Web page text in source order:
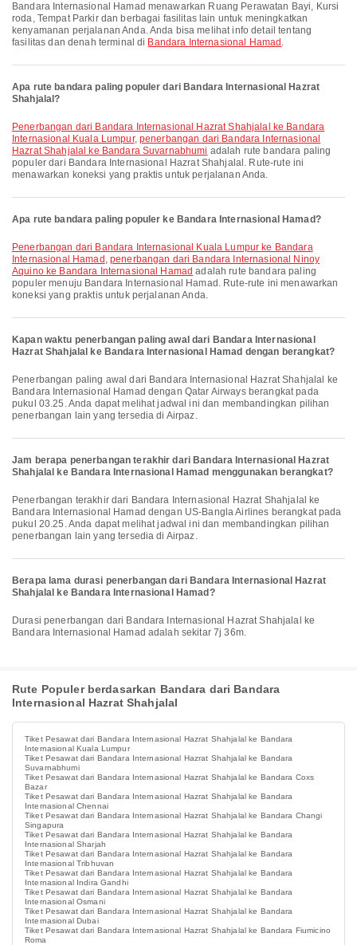
Bandara Internasional Hamad menawarkan Ruang Perawatan Bayi, Kursi
roda, Tempat Parkir dan berbagai fasilitas lain untuk meningkatkan
kenyamanan perjalanan Anda. Anda bisa melihat info detail tentang
fasilitas dan denah terminal di Bandara Internasional Hamad .
Apa rute bandara paling populer dari Bandara Internasional Hazrat
Shahjalal?
penerbangan dari Bandara Internasional Hazrat Shahjalal ke Bandara
Internasional Kuala Lumpur, penerbangan dari Bandara Internasional
Hazrat Shahjalal ke Bandara Suvarnabhumi adalah rute bandara paling
populer dari Bandara Internasional Hazrat Shahjalal. Rute-rute ini
menawarkan koneksi yang praktis untuk perjalanan Anda.
Apa rute bandara paling populer ke Bandara Internasional Hamad?
penerbangan dari Bandara Internasional Kuala Lumpur ke Bandara
Internasional Hamad , penerbangan dari Bandara Internasional Ninoy
Aquino ke Bandara Internasional Hamad adalah rute bandara paling
populer menuju Bandara Internasional Hamad. Rute-rute ini menawarkan
koneksi yang praktis untuk perjalanan Anda.
Kapan waktu penerbangan paling awal dari Bandara Internasional
Hazrat Shahjalal ke Bandara Internasional Hamad dengan berangkat?
Penerbangan paling awal dari Bandara Internasional Hazrat Shahjalal ke
Bandara Internasional Hamad dengan Qatar Airways berangkat pada
pukul 03.25. Anda dapat melihat jadwal ini dan membandingkan pilihan
penerbangan lain yang tersedia di Airpaz.
Jam berapa penerbangan terakhir dari Bandara Internasional Hazrat
Shahjalal ke Bandara Internasional Hamad menggunakan berangkat?
Penerbangan terakhir dari Bandara Internasional Hazrat Shahjalal ke
Bandara Internasional Hamad dengan US-Bangla Airlines berangkat pada
pukul 20.25. Anda dapat melihat jadwal ini dan membandingkan pilihan
penerbangan lain yang tersedia di Airpaz.
Berapa lama durasi penerbangan dari Bandara Internasional Hazrat
Shahjalal ke Bandara Internasional Hamad?
Durasi penerbangan dari Bandara Internasional Hazrat Shahjalal ke
Bandara Internasional Hamad adalah sekitar 7j 36m.
Rute Populer berdasarkan Bandara dari Bandara
Internasional Hazrat Shahjalal
Tiket Pesawat dari Bandara Internasional Hazrat Shahjalal ke Bandara
Internasional Kuala Lumpur
Tiket Pesawat dari Bandara Internasional Hazrat Shahjalal ke Bandara
Suvarnabhumi
Tiket Pesawat dari Bandara Internasional Hazrat Shahjalal ke Bandara Coxs
Bazar
Tiket Pesawat dari Bandara Internasional Hazrat Shahjalal ke Bandara
Internasional Chennai
Tiket Pesawat dari Bandara Internasional Hazrat Shahjalal ke Bandara Changi
Singapura
Tiket Pesawat dari Bandara Internasional Hazrat Shahjalal ke Bandara
Internasional Sharjah
Tiket Pesawat dari Bandara Internasional Hazrat Shahjalal ke Bandara
Internasional Tribhuvan
Tiket Pesawat dari Bandara Internasional Hazrat Shahjalal ke Bandara
Internasional Indira Gandhi
Tiket Pesawat dari Bandara Internasional Hazrat Shahjalal ke Bandara
Internasional Osmani
Tiket Pesawat dari Bandara Internasional Hazrat Shahjalal ke Bandara
Internasional Dubai
Tiket Pesawat dari Bandara Internasional Hazrat Shahjalal ke Bandara Fiumicino
Roma